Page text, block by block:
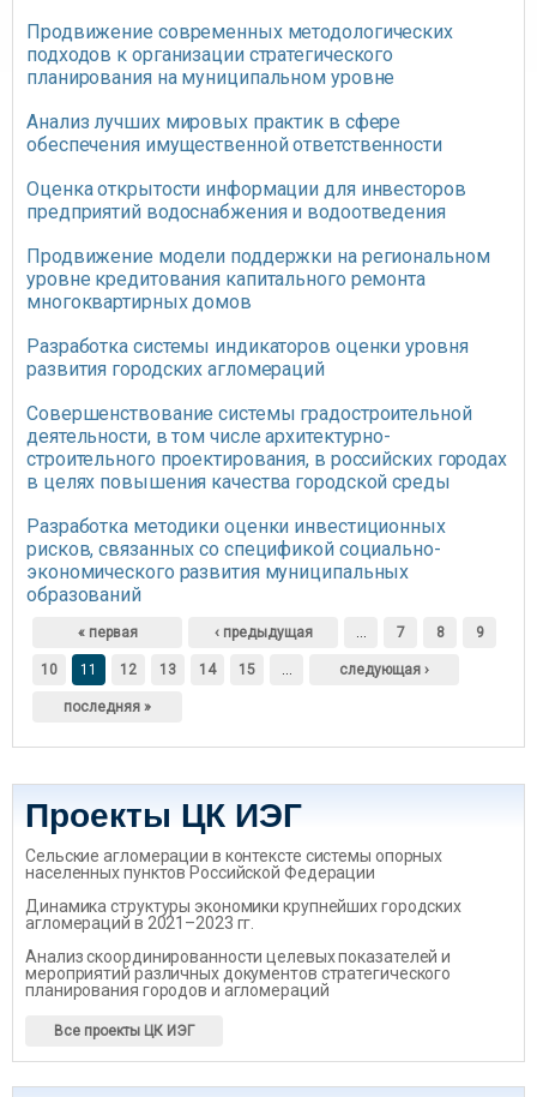
Продвижение современных методологических
подходов к организации стратегического
планирования на муниципальном уровне
Анализ лучших мировых практик в сфере
обеспечения имущественной ответственности
Оценка открытости информации для инвесторов
предприятий водоснабжения и водоотведения
Продвижение модели поддержки на региональном
уровне кредитования капитального ремонта
многоквартирных домов
Разработка системы индикаторов оценки уровня
развития городских агломераций
Совершенствование системы градостроительной
деятельности, в том числе архитектурно-
строительного проектирования, в российских городах
в целях повышения качества городской среды
Разработка методики оценки инвестиционных
рисков, связанных со спецификой социально-
экономического развития муниципальных
образований
Страницы
« первая ‹ предыдущая … 7 8 9
10 11 12 13 14 15 … следующая ›
последняя »
Проекты ЦК ИЭГ
Сельские агломерации в контексте системы опорных
населенных пунктов Российской Федерации
Динамика структуры экономики крупнейших городских
агломераций в 2021–2023 гг.
Анализ скоординированности целевых показателей и
мероприятий различных документов стратегического
планирования городов и агломераций
Все проекты ЦК ИЭГ